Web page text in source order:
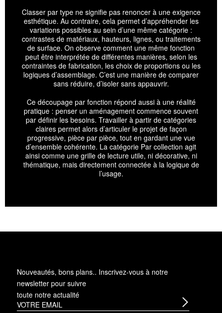
Classer par type ne signifie pas renoncer à une exigence
esthétique. Au contraire, cela permet d’appréhender les
variations possibles au sein d’une même catégorie :
contrastes de matériaux, hauteurs, lignes, ou traitements
de surface. On observe comment une même fonction
peut être interprétée de différentes manières, selon les
contraintes de fabrication, les choix de proportions ou les
logiques d’assemblage. C’est une manière de comparer
sans réduire, d’isoler sans appauvrir.
Ce découpage par fonction répond aussi à une réalité
pratique : penser un aménagement commence souvent
par définir les besoins. Travailler à partir de catégories
claires permet alors d’articuler le projet de façon
progressive, pièce par pièce, tout en gardant une vue
d’ensemble cohérente. La catégorie Par collection agit
ainsi comme une grille de lecture utile, ni décorative, ni
thématique, mais directement connectée à la logique de
l’usage.
Nouveautés, bons plans.. Inscrivez-vous à notre
newsletter pour suivre
toute notre actualité